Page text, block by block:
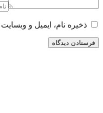
ذخیره نام، ایمیل و